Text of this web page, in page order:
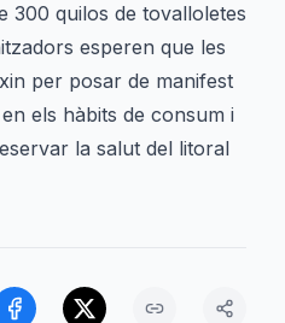
300 quilos de tovalloletes
esperen que les
per posar de manifest
els hàbits de consum i
la salut del litoral